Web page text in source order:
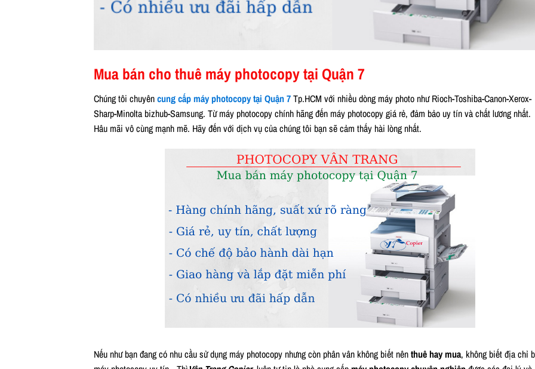
Mua bán cho thuê máy photocopy tại Quận 7
Chúng tôi chuyêncung cấp máy photocopy tại Quận 7Tp.HCM với nhiều dòng máy photo như Rioch-Toshiba-Canon-Xerox-
Sharp-Minolta bizhub-Samsung. Từ máy photocopy chính hãng đến máy photocopy giá rẻ, đảm bảo uy tín và chất lương nhất.
Hâu mãi vô cùng mạnh mẽ. Hãy đến với dịch vụ của chúng tôi bạn sẽ cảm thấy hài lòng nhất.
Nếu như bạn đang có nhu cầu sử dụng máy photocopy nhưng còn phân vân không biết nênthuê hay mua, không biết địa chỉ